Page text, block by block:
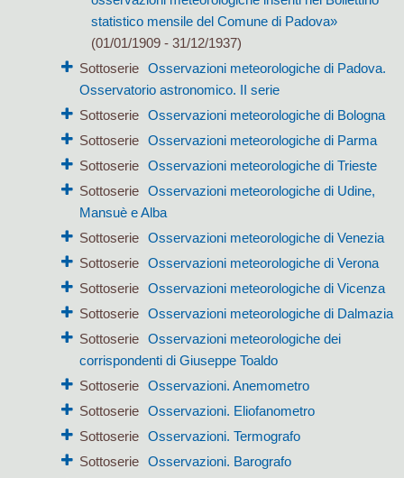
statistico mensile del Comune di Padova»
(01/01/1909 - 31/12/1937)
Sottoserie
Osservazioni meteorologiche di Padova.
Osservatorio astronomico. II serie
Sottoserie
Osservazioni meteorologiche di Bologna
Sottoserie
Osservazioni meteorologiche di Parma
Sottoserie
Osservazioni meteorologiche di Trieste
Sottoserie
Osservazioni meteorologiche di Udine,
Mansuè e Alba
Sottoserie
Osservazioni meteorologiche di Venezia
Sottoserie
Osservazioni meteorologiche di Verona
Sottoserie
Osservazioni meteorologiche di Vicenza
Sottoserie
Osservazioni meteorologiche di Dalmazia
Sottoserie
Osservazioni meteorologiche dei
corrispondenti di Giuseppe Toaldo
Sottoserie
Osservazioni. Anemometro
Sottoserie
Osservazioni. Eliofanometro
Sottoserie
Osservazioni. Termografo
Sottoserie
Osservazioni. Barografo